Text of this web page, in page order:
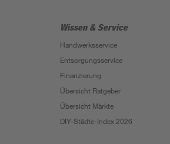
Wissen & Service
Handwerksservice
Entsorgungsservice
Finanzierung
Übersicht Ratgeber
Übersicht Märkte
DIY-Städte-Index 2026